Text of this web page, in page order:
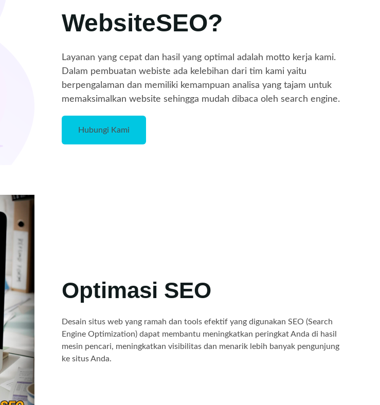
WebsiteSEO?
Layanan yang cepat dan hasil yang optimal adalah motto kerja kami.
Dalam pembuatan webiste ada kelebihan dari tim kami yaitu
berpengalaman dan memiliki kemampuan analisa yang tajam untuk
memaksimalkan website sehingga mudah dibaca oleh search engine.
Hubungi Kami
Optimasi SEO
Desain situs web yang ramah dan tools efektif yang digunakan SEO (Search
Engine Optimization) dapat membantu meningkatkan peringkat Anda di hasil
mesin pencari, meningkatkan visibilitas dan menarik lebih banyak pengunjung
ke situs Anda.